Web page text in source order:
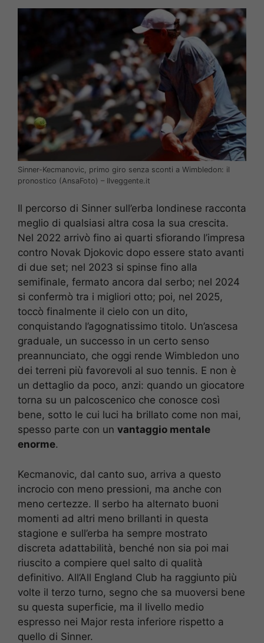
Sinner-Kecmanovic, primo giro senza sconti a Wimbledon: il
pronostico (AnsaFoto) – Ilveggente.it
Il percorso di Sinner sull’erba londinese racconta
meglio di qualsiasi altra cosa la sua crescita.
Nel 2022 arrivò fino ai quarti sfiorando l’impresa
contro Novak Djokovic dopo essere stato avanti
di due set; nel 2023 si spinse fino alla
semifinale, fermato ancora dal serbo; nel 2024
si confermò tra i migliori otto; poi, nel 2025,
toccò finalmente il cielo con un dito,
conquistando l’agognatissimo titolo. Un’ascesa
graduale, un successo in un certo senso
preannunciato, che oggi rende Wimbledon uno
dei terreni più favorevoli al suo tennis. E non è
un dettaglio da poco, anzi: quando un giocatore
torna su un palcoscenico che conosce così
bene, sotto le cui luci ha brillato come non mai,
spesso parte con un vantaggio mentale
enorme.
Kecmanovic, dal canto suo, arriva a questo
incrocio con meno pressioni, ma anche con
meno certezze. Il serbo ha alternato buoni
momenti ad altri meno brillanti in questa
stagione e sull’erba ha sempre mostrato
discreta adattabilità, benché non sia poi mai
riuscito a compiere quel salto di qualità
definitivo. All’All England Club ha raggiunto più
volte il terzo turno, segno che sa muoversi bene
su questa superficie, ma il livello medio
espresso nei Major resta inferiore rispetto a
quello di Sinner.